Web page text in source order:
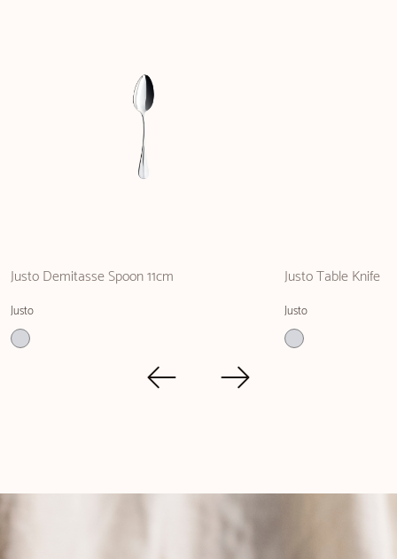
Justo Demitasse Spoon 11cm
Justo
Justo Table Knife
Justo